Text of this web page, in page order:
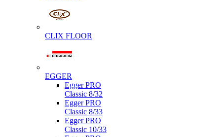
CLIX FLOOR
EGGER
Egger PRO
Classic 8/32
Egger PRO
Classic 8/33
Egger PRO
Classic 10/33